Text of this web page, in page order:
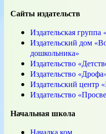
Сайты издательств
Издательская группа
Издательский дом
дошкольника»
Издательство
Издательство
Издательский центр
Издательство
Начальная школа
Началка.ком